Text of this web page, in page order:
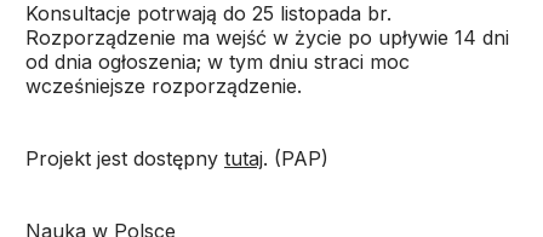
Konsultacje potrwają do 25 listopada br.
Rozporządzenie ma wejść w życie po upływie 14 dni
od dnia ogłoszenia; w tym dniu straci moc
wcześniejsze rozporządzenie.
Projekt jest dostępny tutaj. (PAP)
Nauka w Polsce